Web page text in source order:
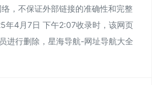
，不保证外部链接的准确性和完整
年4月7日 下午2:07收录时，该网页
进行删除，星海导航-网址导航大全